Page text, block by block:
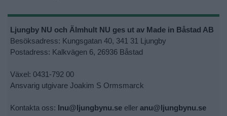
Ljungby NU och Älmhult NU ges ut av Made in Båstad AB
Besöksadress: Kungsgatan 40, 341 31 Ljungby
Postadress: Kalkvägen 6, 26936 Båstad
Växel: 0431-792 00
Ansvarig utgivare Joakim S Ormsmarck
Kontakta oss: lnu@ljungbynu.se eller anu@ljungbynu.se